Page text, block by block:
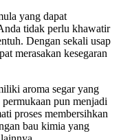
yang dapat
tidak perlu khawatir
Dengan sekali usap
merasakan kesegaran
aroma segar yang
pun menjadi
proses membersihkan
bau kimia yang